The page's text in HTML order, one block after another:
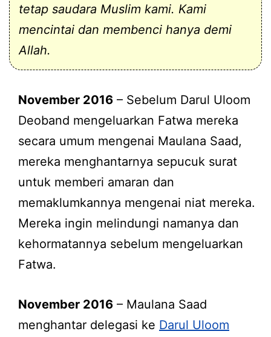
tetap saudara Muslim kami. Kami
mencintai dan membenci hanya demi
Allah.
November 2016 – Sebelum Darul Uloom
Deoband mengeluarkan Fatwa mereka
secara umum mengenai Maulana Saad,
mereka menghantarnya sepucuk surat
untuk memberi amaran dan
memaklumkannya mengenai niat mereka.
Mereka ingin melindungi namanya dan
kehormatannya sebelum mengeluarkan
Fatwa.
November 2016 – Maulana Saad
menghantar delegasi ke Darul Uloom